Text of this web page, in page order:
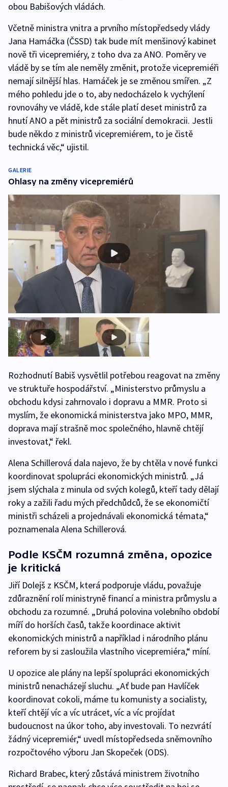
obou Babišových vládách.
Včetně ministra vnitra a prvního místopředsedy vlády
Jana Hamáčka (ČSSD) tak bude mít menšinový kabinet
nově tři vicepremiéry, z toho dva za ANO. Poměry ve
vládě by se tím ale neměly změnit, protože vicepremiéři
nemají silnější hlas. Hamáček je se změnou smířen. „Z
mého pohledu jde o to, aby nedocházelo k vychýlení
rovnováhy ve vládě, kde stále platí deset ministrů za
hnutí ANO a pět ministrů za sociální demokracii. Jestli
bude někdo z ministrů vicepremiérem, to je čistě
technická věc,“ ujistil.
GALERIE
Ohlasy na změny vicepremiérů
Rozhodnutí Babiš vysvětlil potřebou reagovat na změny
ve struktuře hospodářství. „Ministerstvo průmyslu a
obchodu kdysi zahrnovalo i dopravu a MMR. Proto si
myslím, že ekonomická ministerstva jako MPO, MMR,
doprava mají strašně moc společného, hlavně chtějí
investovat,“ řekl.
Alena Schillerová dala najevo, že by chtěla v nové funkci
koordinovat spolupráci ekonomických ministrů. „Já
jsem slýchala z minula od svých kolegů, kteří tady dělají
roky a zažili řadu mých předchůdců, že se ekonomičtí
ministři scházeli a projednávali ekonomická témata,“
poznamenala Alena Schillerová.
Podle KSČM rozumná změna, opozice
je kritická
Jiří Dolejš z KSČM, která podporuje vládu, považuje
zdůraznění rolí ministryně financí a ministra průmyslu a
obchodu za rozumné. „Druhá polovina volebního období
míří do horších časů, takže koordinace aktivit
ekonomických ministrů a například i národního plánu
reforem by si zasloužila vlastního vicepremiéra,“ míní.
U opozice ale plány na lepší spolupráci ekonomických
ministrů nenacházejí sluchu. „Ať bude pan Havlíček
koordinovat cokoli, máme tu komunisty a socialisty,
kteří chtějí víc a víc utrácet, víc a víc projídat
budoucnost na úkor toho, aby investovali. To nezvrátí
žádný vicepremiér,“ uvedl místopředseda sněmovního
rozpočtového výboru Jan Skopeček (ODS).
Richard Brabec, který zůstává ministrem životního